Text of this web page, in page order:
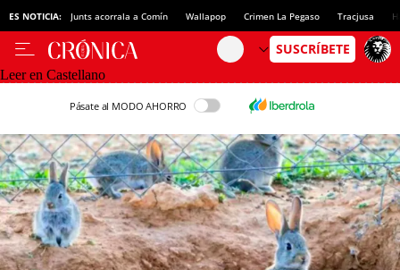
ES NOTICIA: Junts acorrala a Comín Wallapop Crimen La Pegaso Tracjusa
Leer en Castellano
Pásate al MODO AHORRO